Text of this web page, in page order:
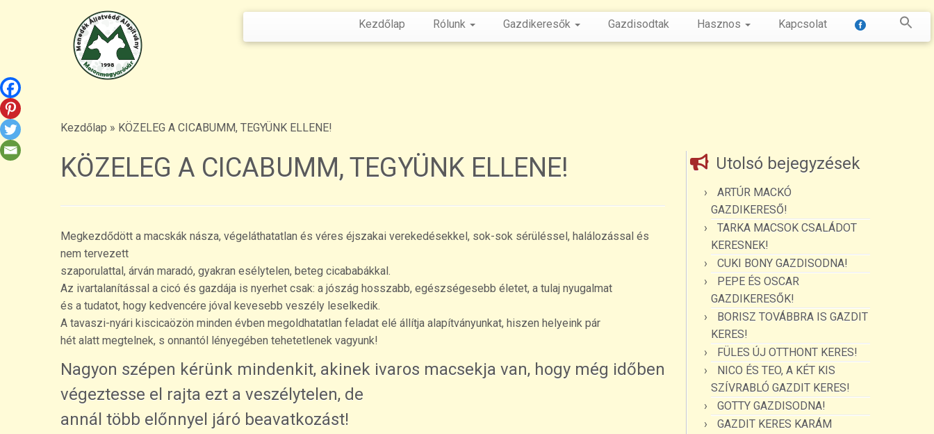
content
Kezdőlap Rólunk Gazdikeresők Gazdisodtak Hasznos Kapcsolat
Kezdőlap » KÖZELEG A CICABUMM, TEGYÜNK ELLENE!
KÖZELEG A CICABUMM, TEGYÜNK ELLENE!
Megkezdődött a macskák násza, végeláthatatlan és véres éjszakai verekedésekkel, sok-sok sérüléssel, halálozással és
nem tervezett
szaporulattal, árván maradó, gyakran esélytelen, beteg cicababákkal.
Az ivartalanítással a cicó és gazdája is nyerhet csak: a jószág hosszabb, egészségesebb életet, a tulaj nyugalmat
és a tudatot, hogy kedvencére jóval kevesebb veszély leselkedik.
A tavaszi-nyári kiscicaözön minden évben megoldhatatlan feladat elé állítja alapítványunkat, hiszen helyeink pár
hét alatt megtelnek, s onnantól lényegében tehetetlenek vagyunk!
Nagyon szépen kérünk mindenkit, akinek ivaros macsekja van, hogy még időben
végeztesse el rajta ezt a veszélytelen, de
annál több előnnyel járó beavatkozást!
Utolsó bejegyzések
ARTÚR MACKÓ
GAZDIKERESŐ!
TARKA MACSOK CSALÁDOT
KERESNEK!
CUKI BONY GAZDISODNA!
PEPE ÉS OSCAR
GAZDIKERESŐK!
BORISZ TOVÁBBRA IS GAZDIT
KERES!
FÜLES ÚJ OTTHONT KERES!
NICO ÉS TEO, A KÉT KIS
SZÍVRABLÓ GAZDIT KERES!
GOTTY GAZDISODNA!
GAZDIT KERES KARÁM